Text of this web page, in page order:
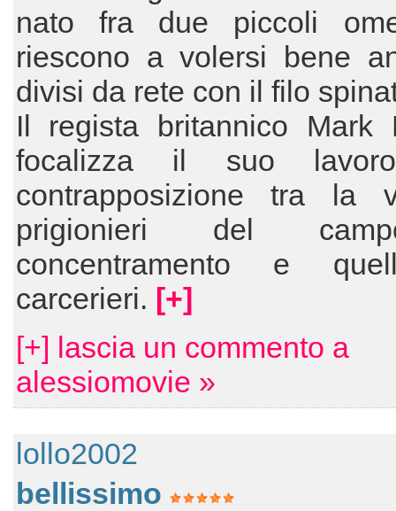
nato fra due piccoli
riescono a volersi bene
divisi da rete con il filo
Il regista britannico Mark
focalizza il suo
contrapposizione tra la
prigionieri del
concentramento e
carcerieri. [+]
[+] lascia un commento a
alessiomovie »
lollo2002
bellissimo